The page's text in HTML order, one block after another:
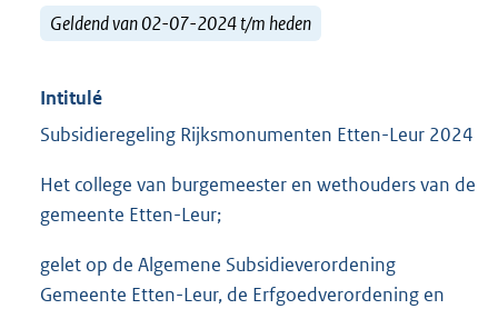
Geldend van 02-07-2024 t/m heden
Intitulé
Subsidieregeling Rijksmonumenten Etten-Leur 2024
Het college van burgemeester en wethouders van de
gemeente Etten-Leur;
gelet op de Algemene Subsidieverordening
Gemeente Etten-Leur, de Erfgoedverordening en